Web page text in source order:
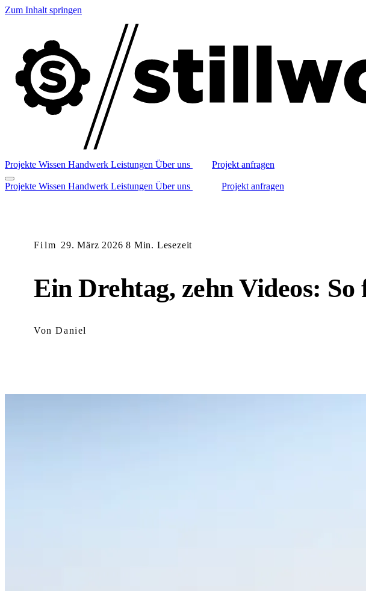
Zum Inhalt springen
Projekte Wissen Handwerk Leistungen Über uns Projekt anfragen
Projekte Wissen Handwerk Leistungen Über uns Projekt anfragen
Film 29. März 20268 Min. Lesezeit
Ein Drehtag, zehn Videos:
Von Daniel